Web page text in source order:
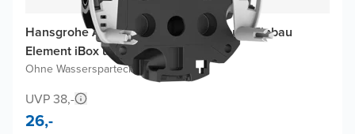
Hansgrohe Adapterplatte für Unterputz-Einbau
Element iBox universal 2
Ohne Wasserspartechnologie
UVP 38,-
26,-